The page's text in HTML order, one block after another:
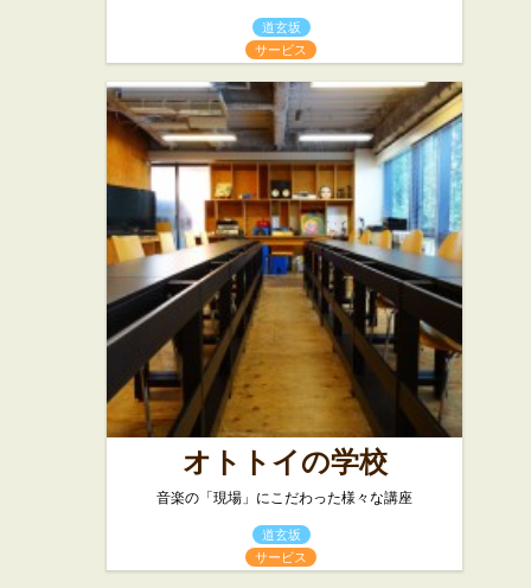
道玄坂
サービス
オトトイの学校
音楽の「現場」にこだわった様々な講座
道玄坂
サービス